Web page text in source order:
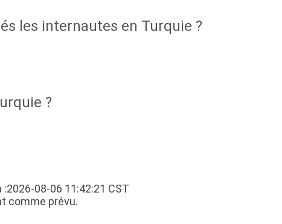
les internautes en Turquie ?
?
08-06 11:42:21 CST
comme prévu.